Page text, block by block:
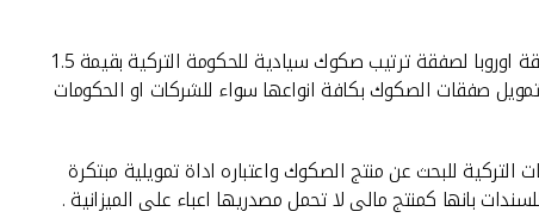
اعلن بيت التمويل الكويتى "بيتك" المؤسسة المالية الاسلامية الرائدة عن فوزه بجائزة افضل صفقة لعام 2013 من ذى بنكر العالمية عن منطقة اوروبا لصفقة ترتيب صكوك سيادية للحكومة التركية بقيمة 1.5
صفقات الصكوك بكافة انواعها سواء للشركات او الحكومات
للبحث عن منتج الصكوك واعتباره اداة تمويلية مبتكرة
بانها كمنتج مالى لا تحمل مصدريها اعباء على الميزانية .